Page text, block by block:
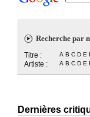
Recherche par
Titre : A B C D E
Artiste : A B C D E
Dernières